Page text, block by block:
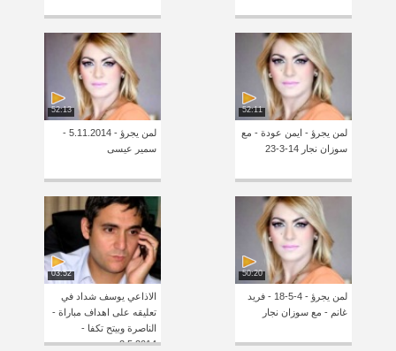
52:11
لمن يجرؤ - ايمن عودة - مع
سوزان نجار 14-3-23
52:13
لمن يجرؤ - 5.11.2014 -
سمير عيسى
50:20
لمن يجرؤ - 4-5-18 - فريد
غانم - مع سوزان نجار
03:52
الاذاعي يوسف شداد في
تعليقه على اهداف مباراة -
الناصرة وبيتح تكفا -
2.5.2014